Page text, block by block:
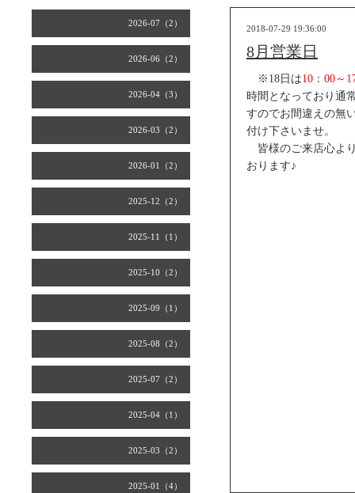
2026-07（2）
2026-06（2）
2026-04（3）
2026-03（2）
2026-01（2）
2025-12（2）
2025-11（1）
2025-10（2）
2025-09（1）
2025-08（2）
2025-07（2）
2025-04（1）
2025-03（2）
2025-01（4）
2018-07-29 19:36:00
8月営業日
※18日は10：00～
時間となっており通
すのでお間違えの無
付け下さいませ。
皆様のご来店心よ
おります♪